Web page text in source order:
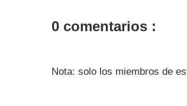
0 comentarios :
Nota: solo los miembros de